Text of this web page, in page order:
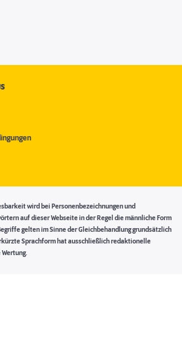
wird bei Personenbezeichnungen und
auf dieser Webseite in der Regel die männliche Form
gelten im Sinne der Gleichbehandlung grundsätzlich
Sprachform hat ausschließlich redaktionelle